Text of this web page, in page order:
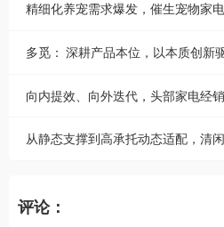
精细化养宠需求爆发，催生宠物家
多觅： 深耕产品本位，以本质创新
向内提效、向外迭代，头部家电经
评论：